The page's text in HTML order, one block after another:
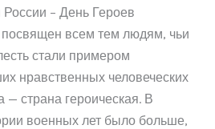
России – День Героев
посвящен всем тем людям, чьи
стали примером
нравственных человеческих
страна героическая. В
военных лет было больше,